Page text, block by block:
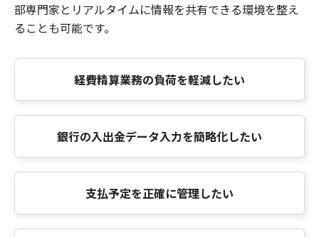
部専門家とリアルタイムに情報を共有できる環境を整え
ることも可能です。
経費精算業務の負荷を軽減したい
銀行の入出金データ入力を簡略化したい
支払予定を正確に管理したい